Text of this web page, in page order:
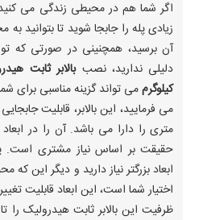
اگر شما هم در محیطی زندگی می
زیادی پله را جابجا شوید تا بتوانید
آن برسید، همچنینی در صورتی که
دلیلی ندارید، نصب
کیلوگرممی تواند گزینه مناسبی برای
حقیقت بر اساس نیاز مشتری است.
ابعاد بزرگتر نیاز دارید و دیگر این
اختیار شما است، این ابعاد قابلیت